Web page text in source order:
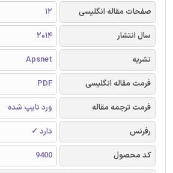
صفحات مقاله انگلیسی
12
سال انتشار
2014
نشریه
Apsnet
فرمت مقاله انگلیسی
PDF
فرمت ترجمه مقاله
ورد تایپ شده
رفرنس
دارد ✓
کد محصول
9400